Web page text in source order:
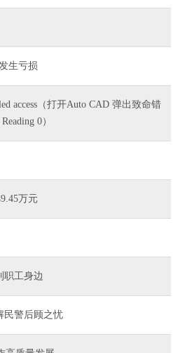
生亏损
access（打开Auto CAD 弹出致命错
0）
万元
职工身边
民警后顾之忧